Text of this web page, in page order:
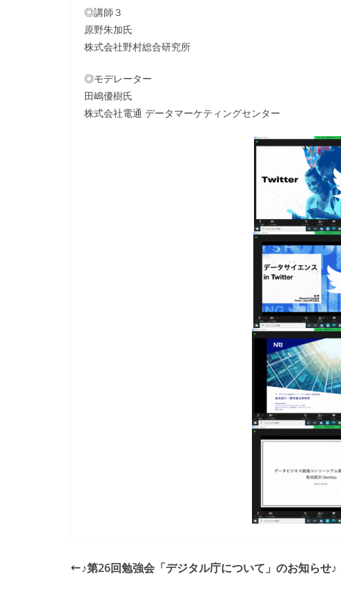
◎講師３
原野朱加氏
株式会社野村総合研究所
◎モデレーター
田嶋優樹氏
株式会社電通 データマーケティングセンター
♪第26回勉強会「デジタル庁について」のお知らせ♪